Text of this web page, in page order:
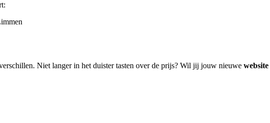
Niet langer in het duister tasten over de prijs? Wil jij jouw nieuwe